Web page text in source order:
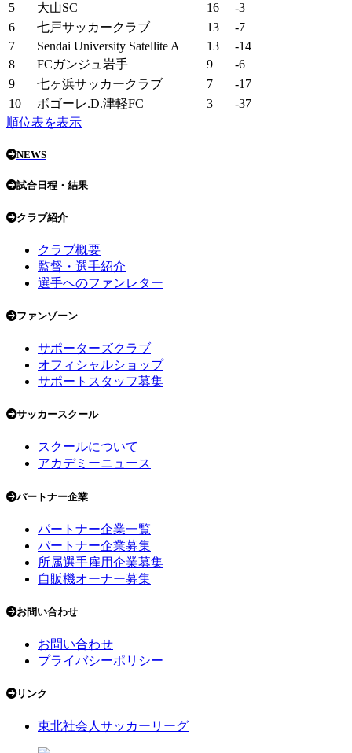
5
大山SC 16
-3
6
七戸サッカークラブ 13
-7
7
Sendai University Satellite A 13
-14
8
FCガンジュ岩手 9
-6
9
七ヶ浜サッカークラブ 7
-17
10
ボゴーレ.D.津軽FC 3
-37
順位表を表示
NEWS
試合日程・結果
クラブ紹介
クラブ概要
監督・選手紹介
選手へのファンレター
ファンゾーン
サポーターズクラブ
オフィシャルショップ
サポートスタッフ募集
サッカースクール
スクールについて
アカデミーニュース
パートナー企業
パートナー企業一覧
パートナー企業募集
所属選手雇用企業募集
自販機オーナー募集
お問い合わせ
お問い合わせ
プライバシーポリシー
リンク
東北社会人サッカーリーグ